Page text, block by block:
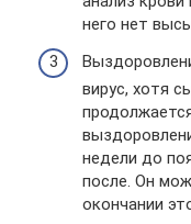
него нет
вирус, хотя
недели до
после. Он
окончании